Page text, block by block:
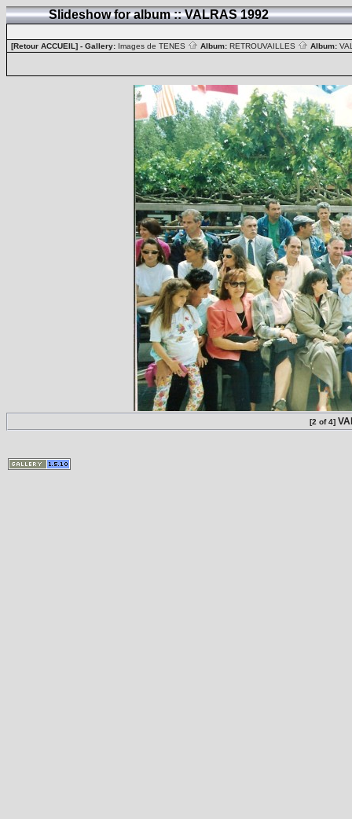
Slideshow for album :: VALRAS 1992
[Retour ACCUEIL] - Gallery: Images de TENES Album: RETROUVAILLES Album:
[2 of 4]